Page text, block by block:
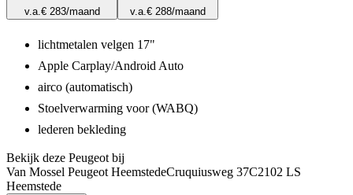
v.a.€ 283/maand
v.a.€ 288/maand
lichtmetalen velgen 17"
Apple Carplay/Android Auto
airco (automatisch)
Stoelverwarming voor (WABQ)
lederen bekleding
Bekijk deze Peugeot bij
Van Mossel Peugeot HeemstedeCruquiusweg 37C2102 LS
Heemstede